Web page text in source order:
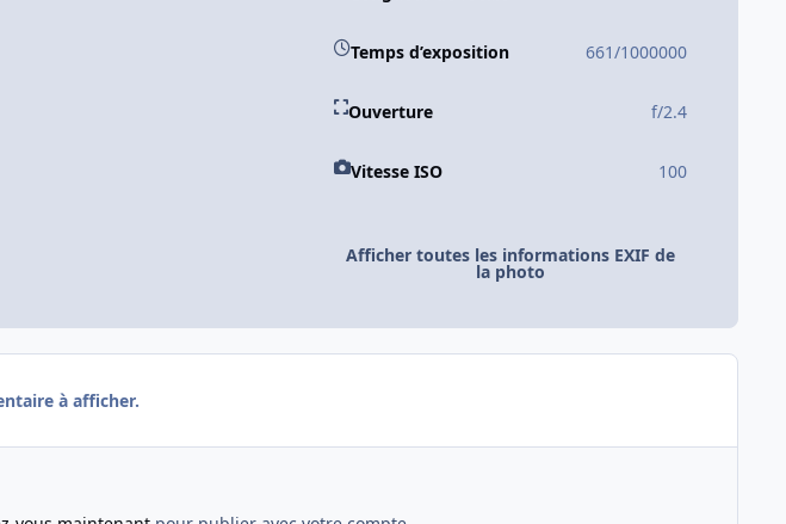
Temps d’exposition 661/1000000
Ouverture f/2.4
Vitesse ISO 100
Afficher toutes les informations EXIF de
la photo
à afficher.